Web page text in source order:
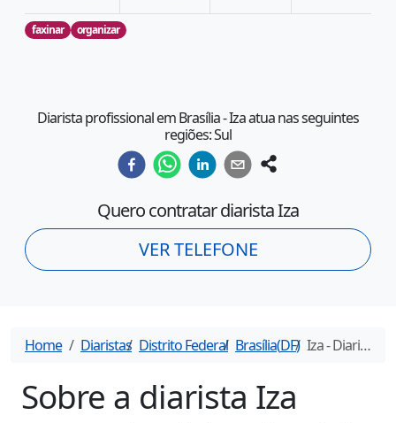
faxinar organizar
Diarista profissional em Brasília - Iza atua nas seguintes
regiões: Sul
Quero contratar diaristaIza
VER TELEFONE
Home Diaristas Distrito Federal Brasília(DF) Iza- Diarista em
Sobre a diarista Iza